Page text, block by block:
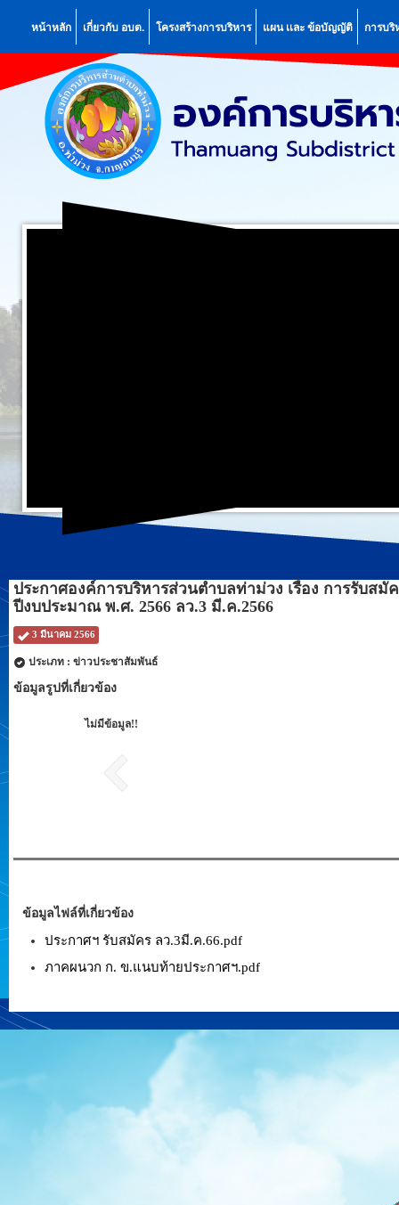
หน้าหลัก เกี่ยวกับ อบต. โครงสร้างการบริหาร แผน เเละ ข้อบัญญัติ การบริ
ประกาศองค์การบริหารส่วนตำบลท่าม่วง เรื่อง การรับส
ปีงบประมาณ พ.ศ. 2566 ลว.3 มี.ค.2566
3 มีนาคม 2566
ประเภท : ข่าวประชาสัมพันธ์
ข้อมูลรูปที่เกี่ยวข้อง
ไม่มีข้อมูล!!
ข้อมูลไฟล์ที่เกี่ยวข้อง
ประกาศฯ รับสมัคร ลว.3มี.ค.66.pdf
ภาคผนวก ก. ข.แนบท้ายประกาศฯ.pdf